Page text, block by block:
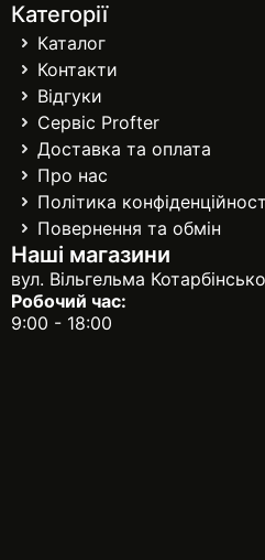
Категорії
Каталог
Контакти
Відгуки
Сервіс Profter
Доставка та оплата
Про нас
Політика
Повернення та обмін
Наші магазини
вул. Вільгельма
Робочий час:
9:00 - 18:00